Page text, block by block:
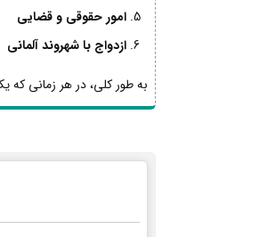
امور حقوقی و قضایی
ازدواج با شهروند آلمانی
به طور کلی، در هر زمانی که